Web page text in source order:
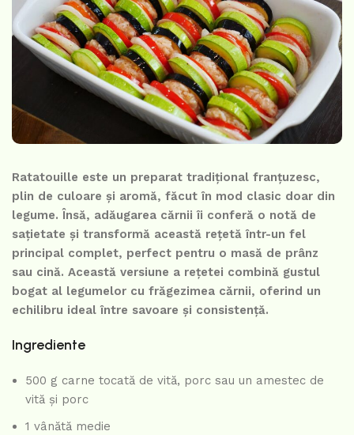
Ratatouille este un preparat tradițional franțuzesc,
plin de culoare și aromă, făcut în mod clasic doar din
legume. Însă, adăugarea cărnii îi conferă o notă de
sațietate și transformă această rețetă într-un fel
principal complet, perfect pentru o masă de prânz
sau cină. Această versiune a rețetei combină gustul
bogat al legumelor cu frăgezimea cărnii, oferind un
echilibru ideal între savoare și consistență.
Ingrediente
500 g carne tocată de vită, porc sau un amestec de
vită și porc
1 vânătă medie